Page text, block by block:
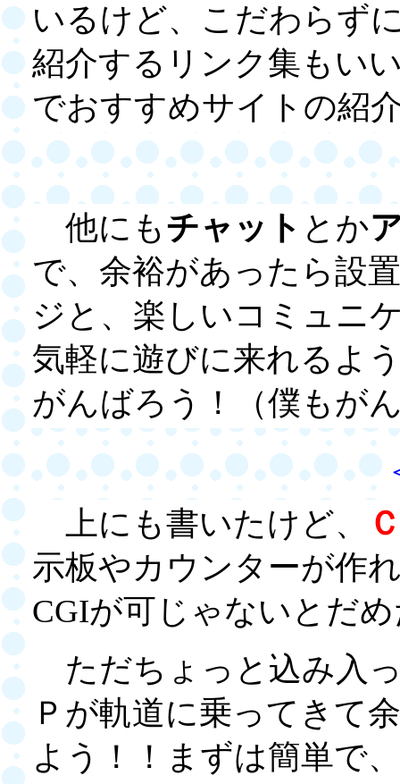
いるけど、こだわらず
紹介するリンク集もい
でおすすめサイトの紹
他にも チャット とか
で、余裕があったら設
ジと、楽しいコミュニ
気軽に遊びに来れるよ
がんばろう！（僕もが
上にも書いたけど、
示板やカウンターが作
CGIが可じゃないとだ
ただちょっと込み入
Ｐが軌道に乗ってきて
よう！！まずは簡単で